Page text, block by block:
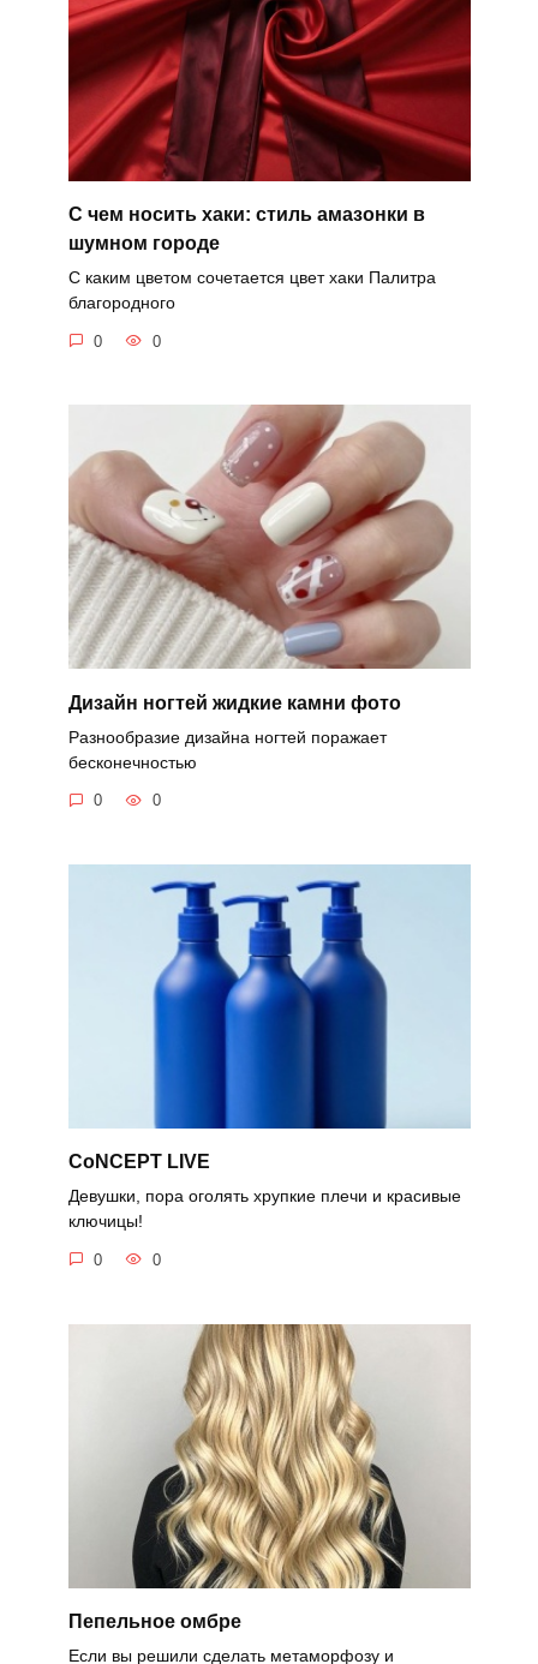
С чем носить хаки: стиль амазонки в
шумном городе
С каким цветом сочетается цвет хаки Палитра
благородного
0 0
Дизайн ногтей жидкие камни фото
Разнообразие дизайна ногтей поражает
бесконечностью
0 0
CoNCEPT LIVE
Девушки, пора оголять хрупкие плечи и красивые
ключицы!
0 0
Пепельное омбре
Если вы решили сделать метаморфозу и